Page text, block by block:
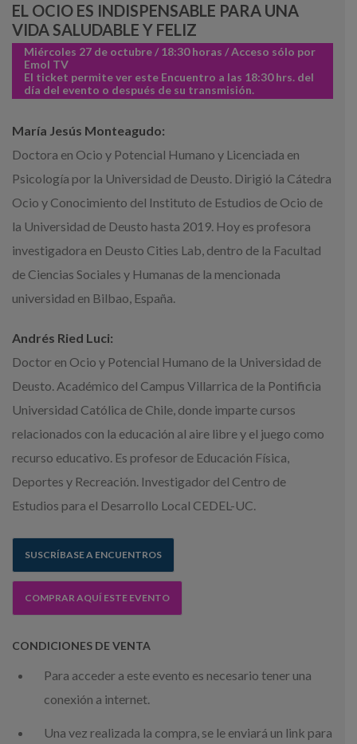
EL OCIO ES INDISPENSABLE PARA UNA
VIDA SALUDABLE Y FELIZ
Miércoles 27 de octubre / 18:30 horas / Acceso sólo por
Emol TV
El ticket permite ver este Encuentro a las 18:30 hrs. del
día del evento o después de su transmisión.
María Jesús Monteagudo:
Doctora en Ocio y Potencial Humano y Licenciada en
Psicología por la Universidad de Deusto. Dirigió la Cátedra
Ocio y Conocimiento del Instituto de Estudios de Ocio de
la Universidad de Deusto hasta 2019. Hoy es profesora
investigadora en Deusto Cities Lab, dentro de la Facultad
de Ciencias Sociales y Humanas de la mencionada
universidad en Bilbao, España.
Andrés Ried Luci:
Doctor en Ocio y Potencial Humano de la Universidad de
Deusto. Académico del Campus Villarrica de la Pontificia
Universidad Católica de Chile, donde imparte cursos
relacionados con la educación al aire libre y el juego como
recurso educativo. Es profesor de Educación Física,
Deportes y Recreación. Investigador del Centro de
Estudios para el Desarrollo Local CEDEL-UC.
SUSCRÍBASE A ENCUENTROS
COMPRAR AQUÍ ESTE EVENTO
CONDICIONES DE VENTA
Para acceder a este evento es necesario tener una
conexión a internet.
Una vez realizada la compra, se le enviará un link para